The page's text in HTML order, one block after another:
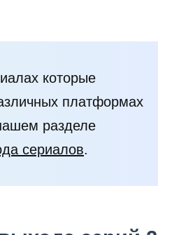
которые
платформах
разделе
сериалов.